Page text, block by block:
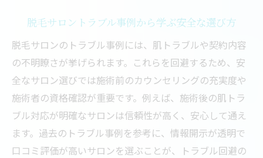
脱毛サロントラブル事例から学ぶ安全な選び方
脱毛サロンのトラブル事例には、肌トラブルや契約内容
の不明瞭さが挙げられます。これらを回避するため、安
全なサロン選びでは施術前のカウンセリングの充実度や
施術者の資格確認が重要です。例えば、施術後の肌トラ
ブル対応が明確なサロンは信頼性が高く、安心して通え
ます。過去のトラブル事例を参考に、情報開示が透明で
口コミ評価が高いサロンを選ぶことが、トラブル回避の